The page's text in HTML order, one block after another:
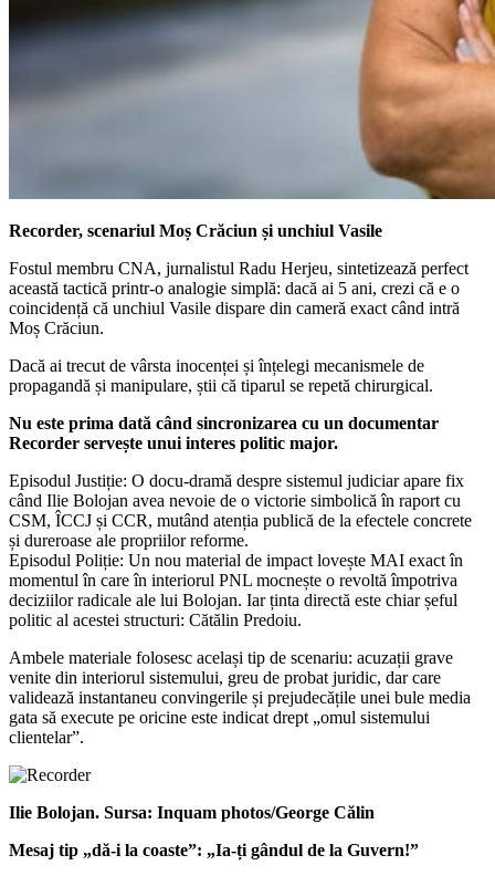
Recorder, scenariul Moș Crăciun și unchiul Vasile
Fostul membru CNA, jurnalistul Radu Herjeu, sintetizează perfect
această tactică printr-o analogie simplă: dacă ai 5 ani, crezi că e o
coincidență că unchiul Vasile dispare din cameră exact când intră
Moș Crăciun.
Dacă ai trecut de vârsta inocenței și înțelegi mecanismele de
propagandă și manipulare, știi că tiparul se repetă chirurgical.
Nu este prima dată când sincronizarea cu un documentar
Recorder servește unui interes politic major.
Episodul Justiție: O docu-dramă despre sistemul judiciar apare fix
când Ilie Bolojan avea nevoie de o victorie simbolică în raport cu
CSM, ÎCCJ și CCR, mutând atenția publică de la efectele concrete
și dureroase ale propriilor reforme.
Episodul Poliție: Un nou material de impact lovește MAI exact în
momentul în care în interiorul PNL mocnește o revoltă împotriva
deciziilor radicale ale lui Bolojan. Iar ținta directă este chiar șeful
politic al acestei structuri: Cătălin Predoiu.
Ambele materiale folosesc același tip de scenariu: acuzații grave
venite din interiorul sistemului, greu de probat juridic, dar care
validează instantaneu convingerile și prejudecățile unei bule media
gata să execute pe oricine este indicat drept „omul sistemului
clientelar”.
Ilie Bolojan. Sursa: Inquam photos/George Călin
Mesaj tip „dă-i la coaste”: „Ia-ți gândul de la Guvern!”